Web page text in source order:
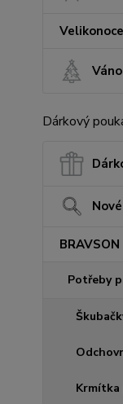
Velikonoce
Dárkový
BRAVSON
Potřeby